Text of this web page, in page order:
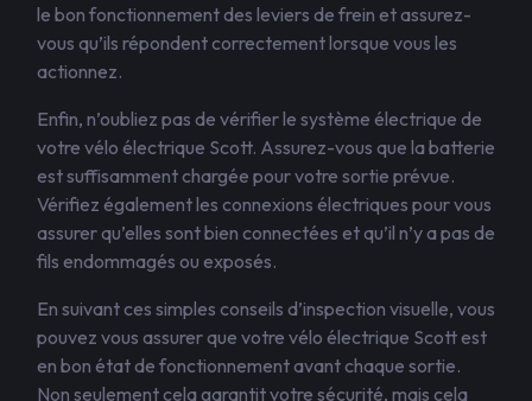
le bon fonctionnement des leviers de frein et assurez-
vous qu’ils répondent correctement lorsque vous les
actionnez.
Enfin, n’oubliez pas de vérifier le système électrique de
votre vélo électrique Scott. Assurez-vous que la batterie
est suffisamment chargée pour votre sortie prévue.
Vérifiez également les connexions électriques pour vous
assurer qu’elles sont bien connectées et qu’il n’y a pas de
fils endommagés ou exposés.
En suivant ces simples conseils d’inspection visuelle, vous
pouvez vous assurer que votre vélo électrique Scott est
en bon état de fonctionnement avant chaque sortie.
Non seulement cela garantit votre sécurité, mais cela